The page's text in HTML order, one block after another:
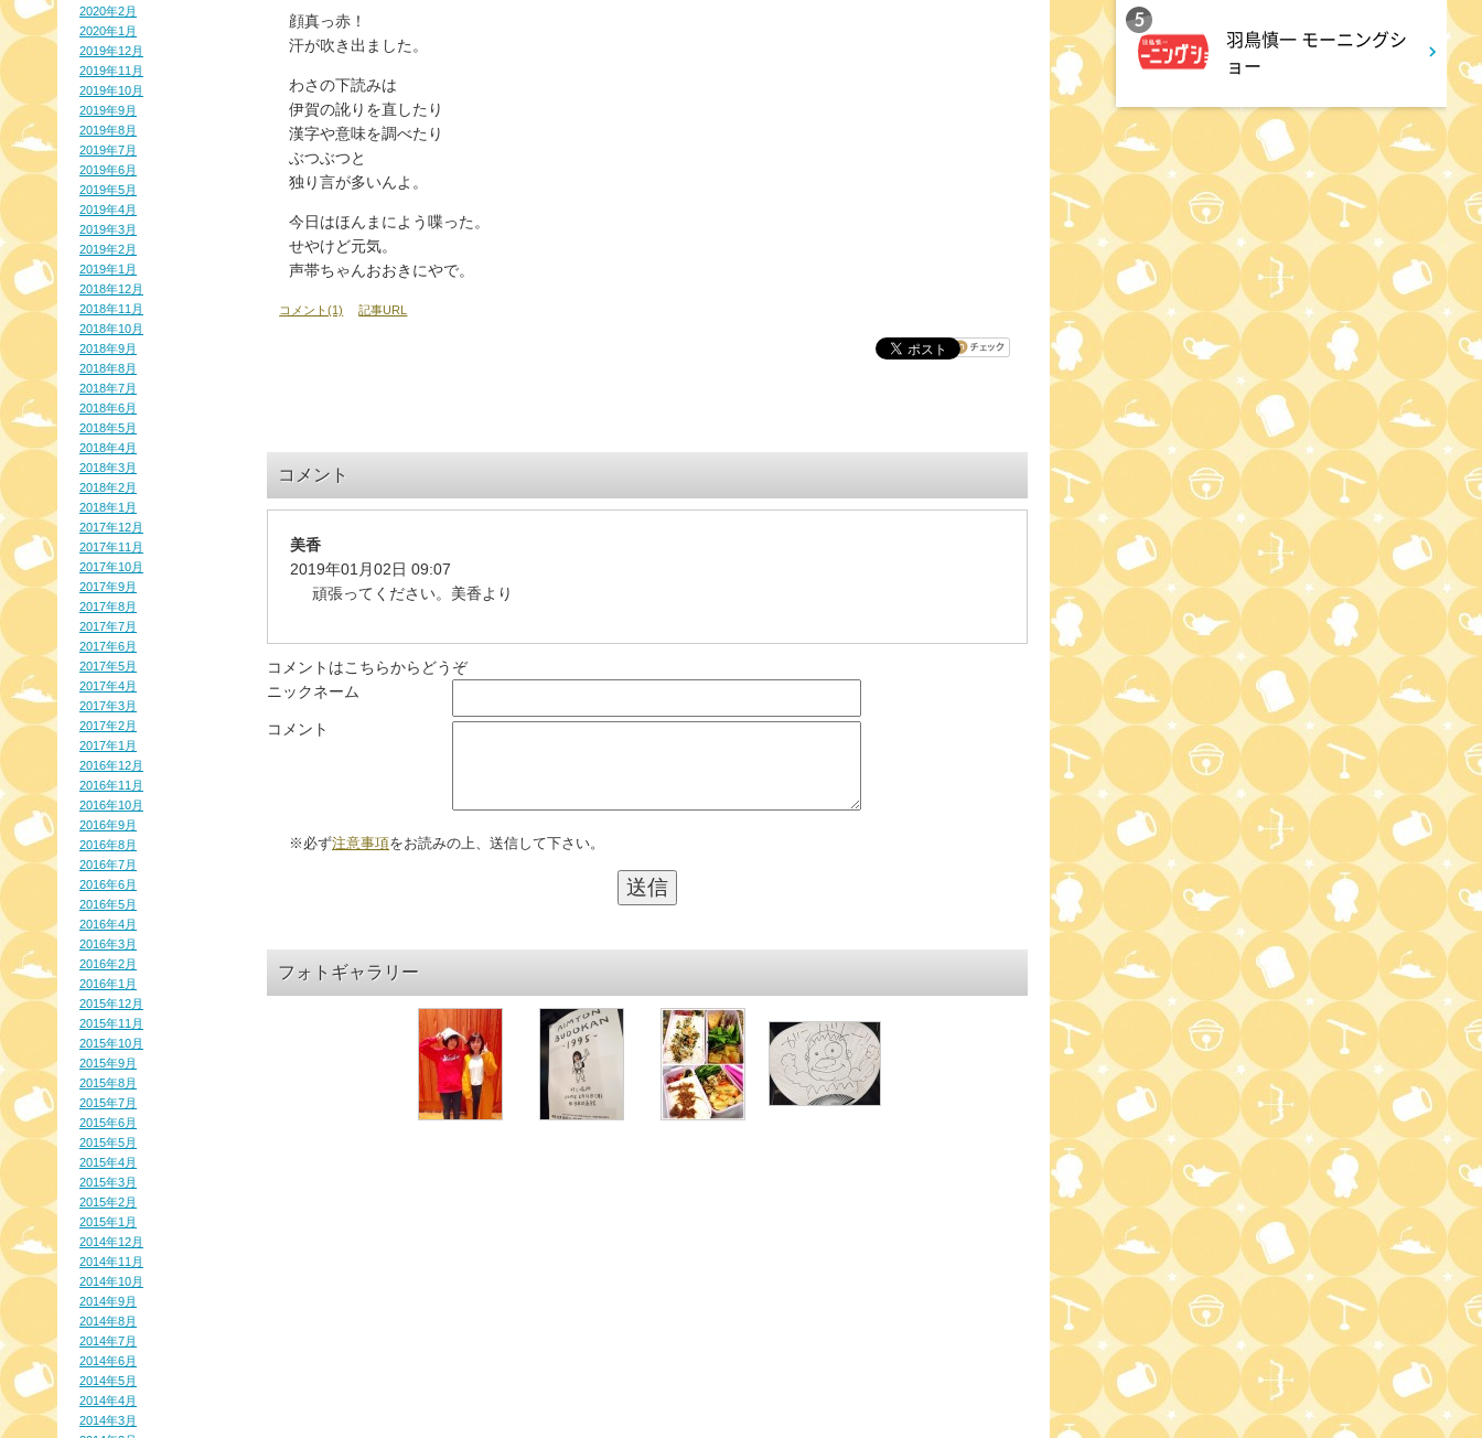
2020年2月
2020年1月
2019年12月
2019年11月
2019年10月
2019年9月
2019年8月
2019年7月
2019年6月
2019年5月
2019年4月
2019年3月
2019年2月
2019年1月
2018年12月
2018年11月
2018年10月
2018年9月
2018年8月
2018年7月
2018年6月
2018年5月
2018年4月
2018年3月
2018年2月
2018年1月
2017年12月
2017年11月
2017年10月
2017年9月
2017年8月
2017年7月
2017年6月
2017年5月
2017年4月
2017年3月
2017年2月
2017年1月
2016年12月
2016年11月
2016年10月
2016年9月
2016年8月
2016年7月
2016年6月
2016年5月
2016年4月
2016年3月
2016年2月
2016年1月
2015年12月
2015年11月
2015年10月
2015年9月
2015年8月
2015年7月
2015年6月
2015年5月
2015年4月
2015年3月
2015年2月
2015年1月
2014年12月
2014年11月
2014年10月
2014年9月
2014年8月
2014年7月
2014年6月
2014年5月
2014年4月
2014年3月
顔真っ赤！
汗が吹き出ました。
わさの下読みは
伊賀の訛りを直したり
漢字や意味を調べたり
ぶつぶつと
独り言が多いんよ。
今日はほんまによう喋った。
せやけど元気。
声帯ちゃんおおきにやで。
コメント(1) 記事URL
コメント
美香
2019年01月02日 09:07
頑張ってください。美香より
コメントはこちらからどうぞ
ニックネーム
コメント
※必ず注意事項をお読みの上、送信して下さい。
フォトギャラリー
5
羽鳥慎一 モーニングシ
ョー